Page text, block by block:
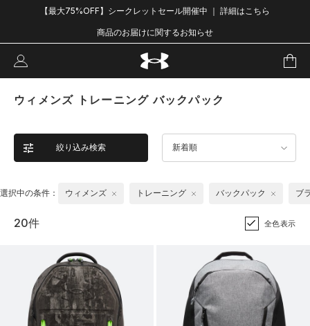
【最大75%OFF】シークレットセール開催中 ｜ 詳細はこちら
商品のお届けに関するお知らせ
ウィメンズ トレーニング バックパック
絞り込み検索 新着順
選択中の条件： ウィメンズ トレーニング バックパック ブ
20件 全色表示